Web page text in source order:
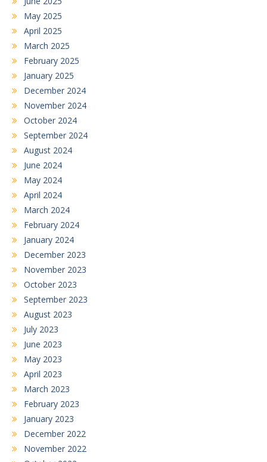
May 2025
April 2025
March 2025
February 2025
January 2025
December 2024
November 2024
October 2024
September 2024
August 2024
June 2024
May 2024
April 2024
March 2024
February 2024
January 2024
December 2023
November 2023
October 2023
September 2023
August 2023
July 2023
June 2023
May 2023
April 2023
March 2023
February 2023
January 2023
December 2022
November 2022